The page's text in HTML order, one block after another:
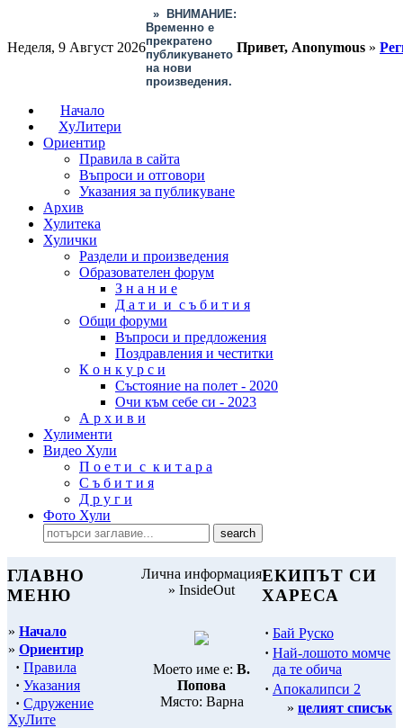
Неделя, 9 Август 2026
»
ВНИМАНИЕ:
Временно е
прекратено
публикуването
на нови
произведения.
Привет, Anonymous »
Начало
ХуЛитери
Ориентир
Правила в сайта
Въпроси и отговори
Указания за публикуване
Архив
Хулитека
Хулички
Раздели и произведения
Образователен форум
З н а н и е
Д а т и и с ъ б и т и я
Общи форуми
Въпроси и предложения
Поздравления и честитки
К о н к у р с и
Състояние на полет - 2020
Очи към себе си - 2023
А р х и в и
Хулименти
Видео Хули
П о е т и с к и т а р а
С ъ б и т и я
Д р у г и
Фото Хули
ГЛАВНО
МЕНЮ
» Начало
» Ориентир
· Правила
· Указания
· Сдружение
ХуЛите
Лична информация
» InsideOut
Моето име е: В.
Попова
Място: Варна
ЕКИПЪТ СИ
ХАРЕСА
· Бай Руско
· Най-лошото момче
да те обича
· Апокалипси 2
» целият списък